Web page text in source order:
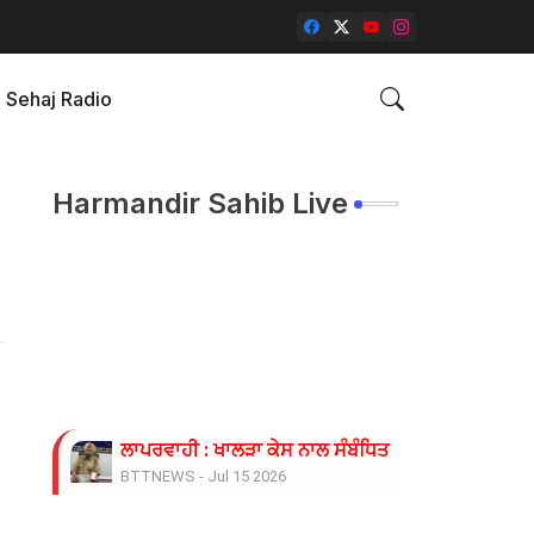
Sehaj Radio
Harmandir Sahib Live
ਲਾਪਰਵਾਹੀ : ਖਾਲੜਾ ਕੇਸ ਨਾਲ ਸੰਬੰਧਿਤ ਡੀਐਸਪੀ ਦੀ
BTTNEWS - Jul 15 2026